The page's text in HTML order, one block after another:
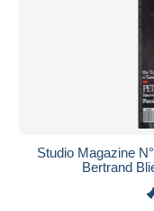
Studio Magazine
Bertrand